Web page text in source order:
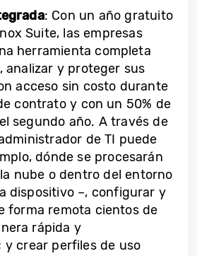
: Con un año gratuito
Suite, las empresas
herramienta completa
analizar y proteger sus
acceso sin costo durante
contrato y con un 50% de
segundo año. A través de
de TI puede
dónde se procesarán
nube o dentro del entorno
dispositivo –, configurar y
forma remota cientos de
rápida y
y crear perfiles de uso